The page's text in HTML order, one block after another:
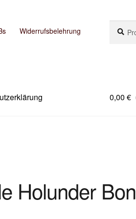
Widerrufsbelehrung
nach:
0,00 €
Holunder